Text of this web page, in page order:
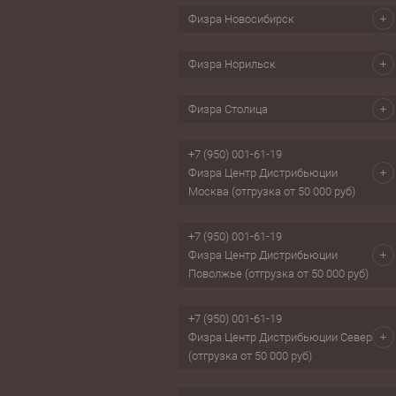
Физра Новосибирск
Физра Норильск
Физра Столица
+7 (950) 001-61-19
Физра Центр Дистрибьюции
Москва (отгрузка от 50 000 руб)
+7 (950) 001-61-19
Физра Центр Дистрибьюции
Поволжье (отгрузка от 50 000 руб)
+7 (950) 001-61-19
Физра Центр Дистрибьюции Север
(отгрузка от 50 000 руб)